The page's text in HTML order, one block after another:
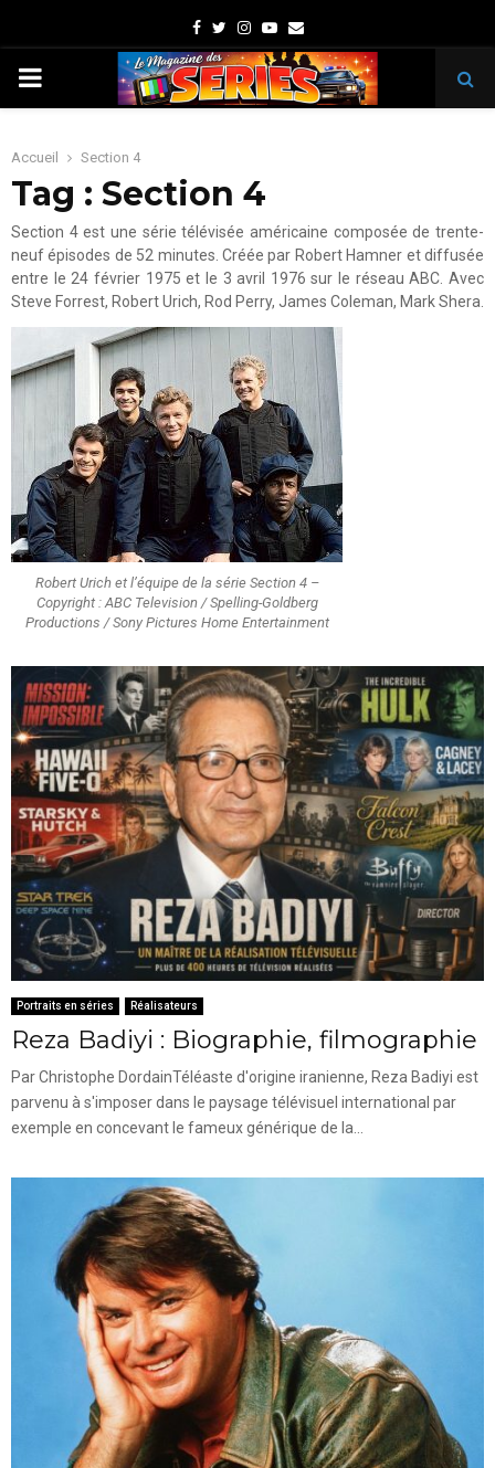
Facebook
TwitterInstagram
Youtube
Email
PRIMARY
Accueil Section 4
Tag : Section 4
Section 4 est une série télévisée américaine composée de trente-
neuf épisodes de 52 minutes. Créée par Robert Hamner et diffusée
entre le 24 février 1975 et le 3 avril 1976 sur le réseau ABC. Avec
Steve Forrest, Robert Urich, Rod Perry, James Coleman, Mark Shera.
Robert Urich et l’équipe de la série Section 4 –
Copyright : ABC Television / Spelling-Goldberg
Productions / Sony Pictures Home Entertainment
Portraits en séries Réalisateurs
Reza Badiyi : Biographie, filmographie
Par Christophe DordainTéléaste d'origine iranienne, Reza Badiyi est
parvenu à s'imposer dans le paysage télévisuel international par
exemple en concevant le fameux générique de la...